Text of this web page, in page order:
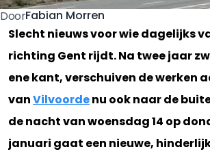
DoorFabian Morren
Slecht nieuws voor wie dagelijks
richting Gent rijdt. Na twee jaar
ene kant, verschuiven de werken
vanVilvoordenu ook naar de
de nacht van woensdag 14 op
januari gaat een nieuwe,